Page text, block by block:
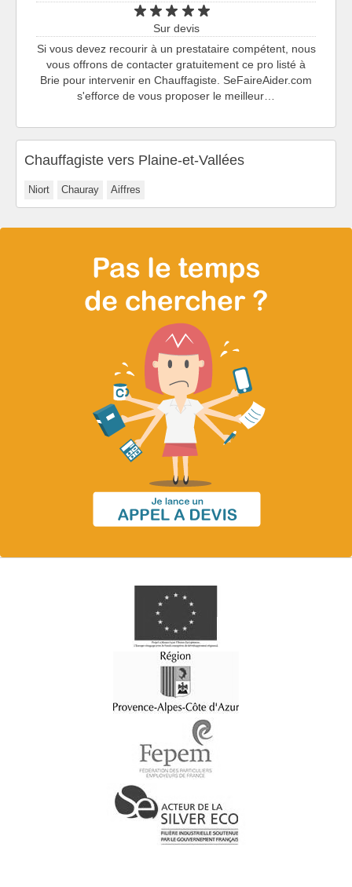
Sur devis
Si vous devez recourir à un prestataire compétent, nous
vous offrons de contacter gratuitement ce pro listé à
Brie pour intervenir en Chauffagiste. SeFaireAider.com
s'efforce de vous proposer le meilleur…
Chauffagiste vers Plaine-et-Vallées
Niort Chauray Aiffres